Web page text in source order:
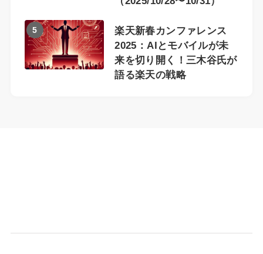
5
楽天新春カンファレンス
2025：AIとモバイルが未
来を切り開く！三木谷氏が
語る楽天の戦略